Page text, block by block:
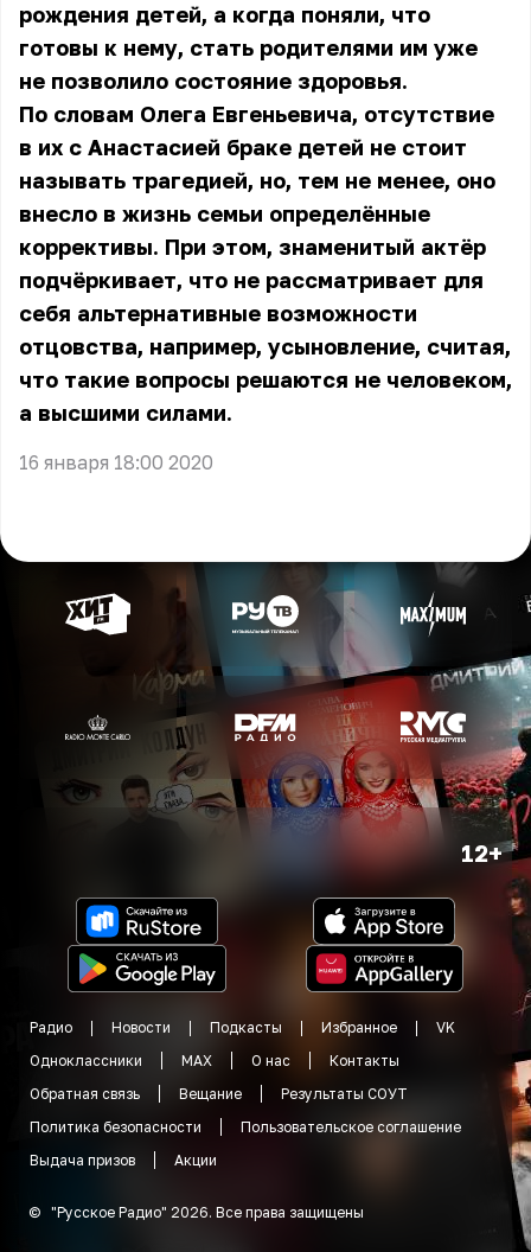
рождения детей, а когда поняли, что
готовы к нему, стать родителями им уже
не позволило состояние здоровья.
По словам Олега Евгеньевича, отсутствие
в их с Анастасией браке детей не стоит
называть трагедией, но, тем не менее, оно
внесло в жизнь семьи определённые
коррективы. При этом, знаменитый актёр
подчёркивает, что не рассматривает для
себя альтернативные возможности
отцовства, например, усыновление, считая,
что такие вопросы решаются не человеком,
а высшими силами.
16 января 18:00 2020
12+
Радио Новости Подкасты Избранное
VK
Одноклассники
MAX О нас
Контакты
Обратная связь
Вещание
Результаты СОУТ
Политика безопасности
Пользовательское соглашение
Выдача призов
Акции
© "Русское Радио" 2026. Все права защищены